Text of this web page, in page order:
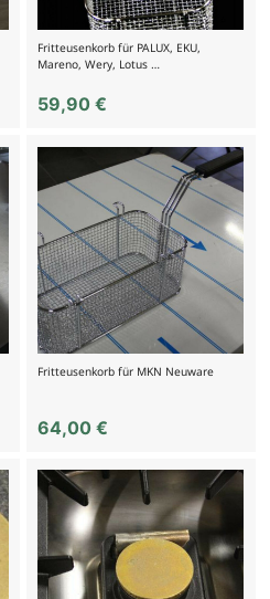
Fritteusenkorb für PALUX, EKU,
Mareno, Wery, Lotus …
59,90€
Fritteusenkorb für MKN Neuware
64,00€